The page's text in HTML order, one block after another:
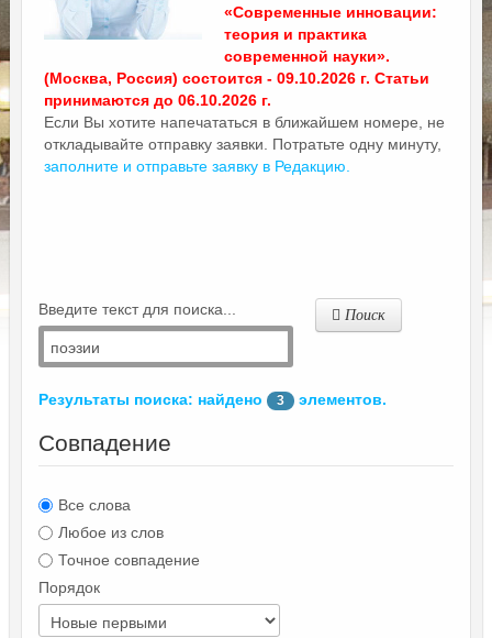
«Современные инновации:
теория и практика
современной науки».
(Москва, Россия) состоится - 09.10.2026 г. Статьи
принимаются до 06.10.2026 г.
Если Вы хотите напечататься в ближайшем номере, не
откладывайте отправку заявки. Потратьте одну минуту,
заполните и отправьте заявку в Редакцию.
Введите текст для поиска... Поиск
Результаты поиска: найдено 3 элементов.
Совпадение
Все слова
Любое из слов
Точное совпадение
Порядок